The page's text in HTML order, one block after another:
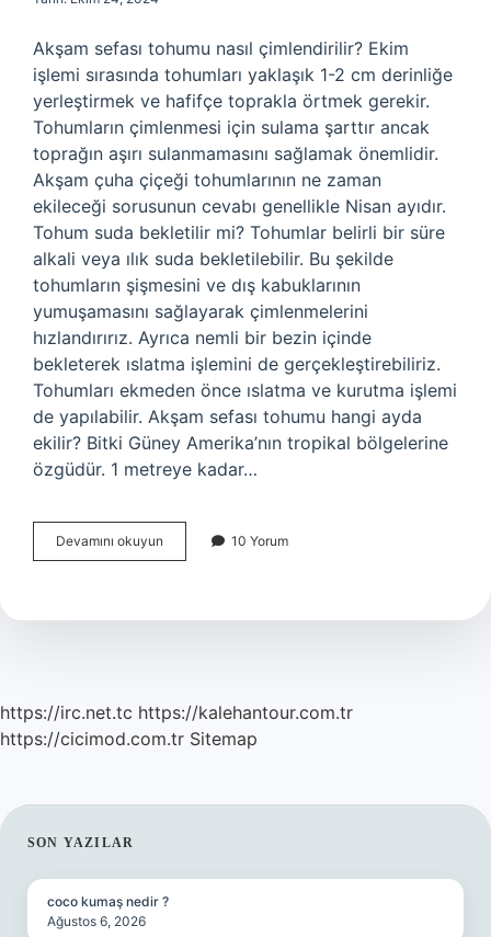
Akşam sefası tohumu nasıl çimlendirilir? Ekim
işlemi sırasında tohumları yaklaşık 1-2 cm derinliğe
yerleştirmek ve hafifçe toprakla örtmek gerekir.
Tohumların çimlenmesi için sulama şarttır ancak
toprağın aşırı sulanmamasını sağlamak önemlidir.
Akşam çuha çiçeği tohumlarının ne zaman
ekileceği sorusunun cevabı genellikle Nisan ayıdır.
Tohum suda bekletilir mi? Tohumlar belirli bir süre
alkali veya ılık suda bekletilebilir. Bu şekilde
tohumların şişmesini ve dış kabuklarının
yumuşamasını sağlayarak çimlenmelerini
hızlandırırız. Ayrıca nemli bir bezin içinde
bekleterek ıslatma işlemini de gerçekleştirebiliriz.
Tohumları ekmeden önce ıslatma ve kurutma işlemi
de yapılabilir. Akşam sefası tohumu hangi ayda
ekilir? Bitki Güney Amerika’nın tropikal bölgelerine
özgüdür. 1 metreye kadar…
Devamını okuyun
Sefası
Bekletilir
10 Yorum
https://irc.net.tc https://kalehantour.com.tr
https://cicimod.com.tr Sitemap
SIDEBAR
SON YAZILAR
coco kumaş nedir ?
Ağustos 6, 2026